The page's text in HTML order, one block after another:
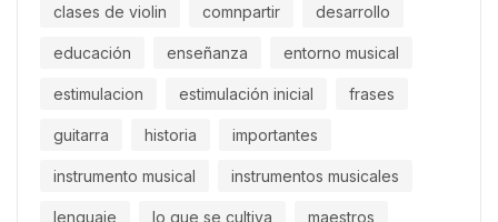
clases de violin comnpartir desarrollo
educación enseñanza entorno musical
estimulacion estimulación inicial frases
guitarra historia importantes
instrumento musical instrumentos musicales
lenguaje lo que se cultiva maestros